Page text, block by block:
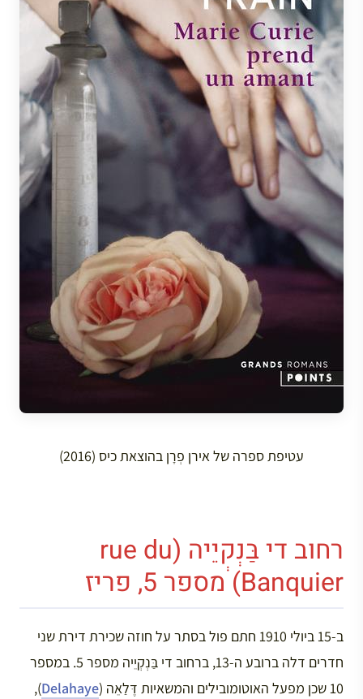
עטיפת ספרה של אירן פְרָן בהוצאת כיס (2016)
רחוב די בַּנְקְיֵיה (rue du
Banquier) מספר 5, פריז
ב-15 ביולי 1910 חתם פול בסתר על חוזה שכירת דירת שני
חדרים דלה ברובע ה-13, ברחוב די בַּנְקְיֵיה מספר 5. במספר
10 שכן מפעל האוטומובילים והמשאיות דֶּלַאֵה (
Delahaye
),